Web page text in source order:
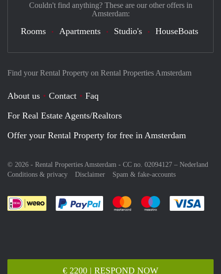
€ 2200 | RESPOND NOW
Find your Rental Property on Rental Properties Amsterdam
About us Contact
Faq
For Real Estate Agents/Realtors
Offer your Rental Property for free in Amsterdam
© 2026 - Rental Properties Amsterdam - CC no. 02094127 – Nederland
Conditions & privacy
Disclaimer Spam & fake-accounts
Pay easily with :payment method
Pay easily with :payment
Pay easily with
Couldn't find anything? These are our other offers in
Amsterdam:
Rooms Apartments Studio's HouseBoats